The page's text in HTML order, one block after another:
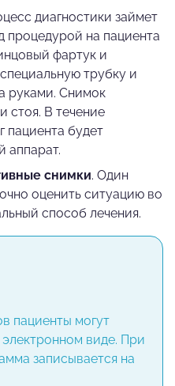
диагностики займет
процедурой на пациента
фартук и
трубку и
руками. Снимок
стоя. В течение
пациента будет
аппарат.
снимки. Один
оценить ситуацию во
способ лечения.
пациенты могут
виде. При
записывается на